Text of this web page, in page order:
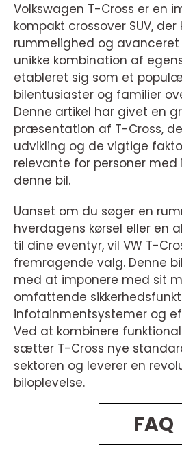
Volkswagen T-Cross er en
kompakt crossover SUV,
rummelighed og avanceret
unikke kombination af
etableret sig som et
bilentusiaster og familier
Denne artikel har givet en
præsentation af T-Cross,
udvikling og de vigtige
relevante for personer med
denne bil.
Uanset om du søger en
hverdagens kørsel eller en
til dine eventyr, vil VW T-
fremragende valg. Denne
med at imponere med sit
omfattende
infotainmentsystemer og
Ved at kombinere
sætter T-Cross nye
sektoren og leverer en
biloplevelse.
FAQ